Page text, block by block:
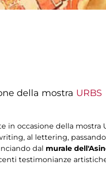
della mostra URBS
in occasione della mostra
al lettering,
dal murale
testimonianze